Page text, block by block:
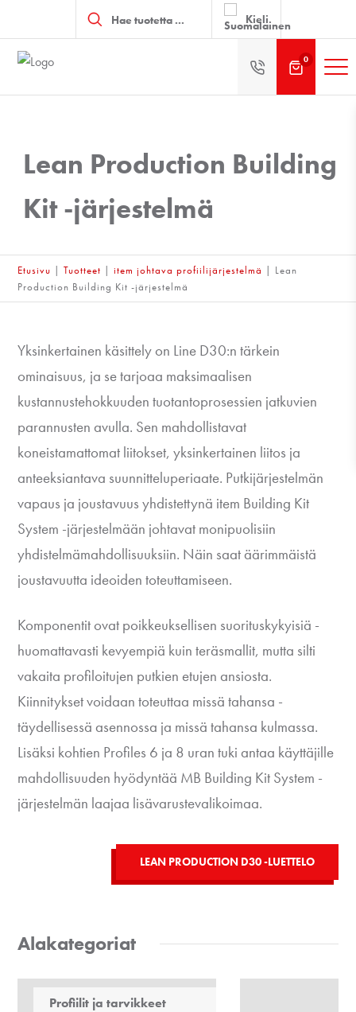
search Kieli
0
Lean Production Building
Kit -järjestelmä
Etusivu |Tuotteet |item johtava profiilijärjestelmä | Lean
Production Building Kit -järjestelmä
Yksinkertainen käsittely on Line D30:n tärkein
ominaisuus, ja se tarjoaa maksimaalisen
kustannustehokkuuden tuotantoprosessien jatkuvien
parannusten avulla. Sen mahdollistavat
koneistamattomat liitokset, yksinkertainen liitos ja
anteeksiantava suunnitteluperiaate. Putkijärjestelmän
vapaus ja joustavuus yhdistettynä item Building Kit
System -järjestelmään johtavat monipuolisiin
yhdistelmämahdollisuuksiin. Näin saat äärimmäistä
joustavuutta ideoiden toteuttamiseen.
Komponentit ovat poikkeuksellisen suorituskykyisiä -
huomattavasti kevyempiä kuin teräsmallit, mutta silti
vakaita profiloitujen putkien etujen ansiosta.
Kiinnitykset voidaan toteuttaa missä tahansa -
täydellisessä asennossa ja missä tahansa kulmassa.
Lisäksi kohtien Profiles 6 ja 8 uran tuki antaa käyttäjille
mahdollisuuden hyödyntää MB Building Kit System -
järjestelmän laajaa lisävarustevalikoimaa.
LEAN PRODUCTION D30 -LUETTELO
Alakategoriat
Profiilit ja tarvikkeet